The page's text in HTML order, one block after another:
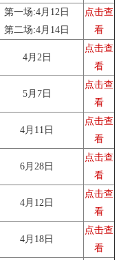
第一场:4月12日
第二场:4月14日
点击查
看
4月2日
点击查
看
5月7日
点击查
看
4月11日
点击查
看
6月28日
点击查
看
4月12日
点击查
看
4月18日
点击查
看